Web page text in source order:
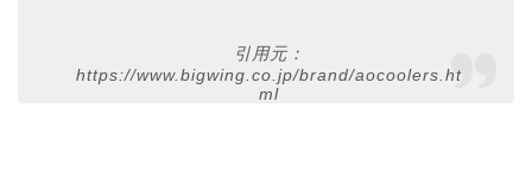
引用元：
https://www.bigwing.co.jp/brand/aocoolers.ht
ml